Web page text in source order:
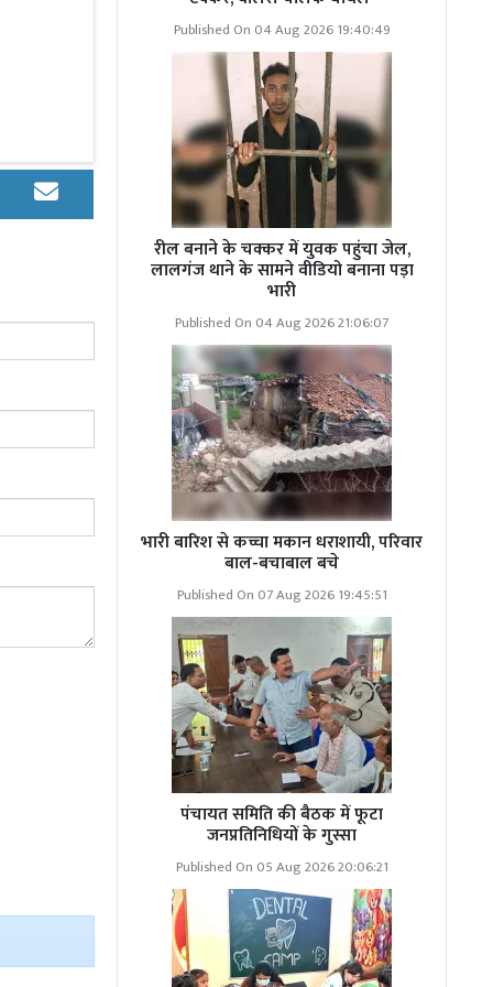
उसे पहले
जहां देर
की
ने कहा
खिलाफ
है. एसपी
इस तरह
Published On 04 Aug 2026 19:40:49
रील बनाने के चक्कर में युवक पहुंचा जेल,
लालगंज थाने के सामने वीडियो बनाना पड़ा
भारी
Published On 04 Aug 2026 21:06:07
भारी बारिश से कच्चा मकान धराशायी, परिवार
बाल-बचाबाल बचे
Published On 07 Aug 2026 19:45:51
पंचायत समिति की बैठक में फूटा
जनप्रतिनिधियों के गुस्सा
Published On 05 Aug 2026 20:06:21